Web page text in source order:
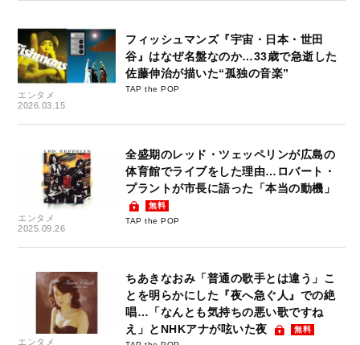
エンタメ
2026.03.15
フィッシュマンズ『宇宙・日本・世田
谷』はなぜ名盤なのか…33歳で急逝した
佐藤伸治が描いた“孤独の音楽”
TAP the POP
エンタメ
2025.09.26
全盛期のレッド・ツェッペリンが広島の
体育館でライブをした理由…ロバート・
プラントが市長に語った「本当の動機」
無料
TAP the POP
エンタメ
ちあきなおみ「普通の歌手とは違う」こ
とを明らかにした『夜へ急ぐ人』での絶
唱…「なんとも気持ちの悪い歌ですね
え」とNHKアナが呟いた夜
無料